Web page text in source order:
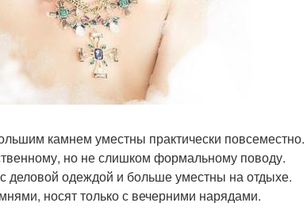
камнем уместны практически повсеместно.
но не слишком формальному поводу.
деловой одеждой и больше уместны на отдыхе.
носят только с вечерними нарядами.